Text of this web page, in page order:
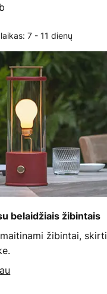
7 - 11 dienų
belaidžiais žibintais
žibintai, skirti